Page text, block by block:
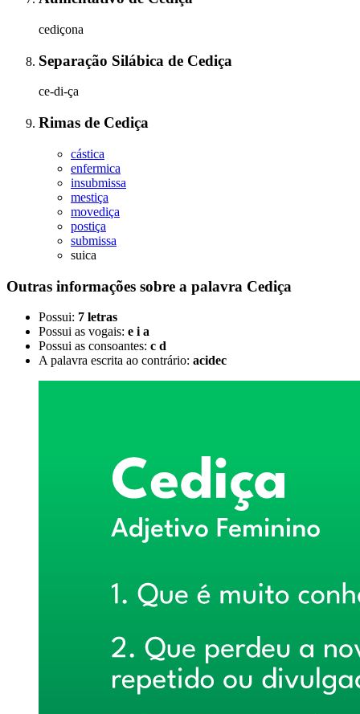
cediçona
Separação Silábica de Cediça
ce-di-ça
Rimas de Cediça
cástica
enfermica
insubmissa
mestiça
movediça
postiça
submissa
suica
Outras informações sobre a palavra Cediça
Possui: 7 letras
Possui as vogais: e i a
Possui as consoantes: c d
A palavra escrita ao contrário: acidec